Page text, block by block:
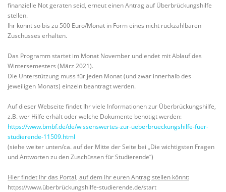
finanzielle Not geraten seid, erneut einen Antrag auf Überbrückungshilfe
stellen.
Ihr könnt so bis zu 500 Euro/Monat in Form eines nicht rückzahlbaren
Zuschusses erhalten.
Das Programm startet im Monat November und endet mit Ablauf des
Wintersemesters (März 2021).
Die Unterstützung muss für jeden Monat (und zwar innerhalb des
jeweiligen Monats) einzeln beantragt werden.
Auf dieser Webseite findet Ihr viele Informationen zur Überbrückungshilfe,
z.B. wer Hilfe erhält oder welche Dokumente benötigt werden:
https://www.bmbf.de/de/wissenswertes-zur-ueberbrueckungshilfe-fuer-
studierende-11509.html
(siehe weiter unten/ca. auf der Mitte der Seite bei „Die wichtigsten Fragen
und Antworten zu den Zuschüssen für Studierende“)
Hier findet Ihr das Portal, auf dem Ihr euren Antrag stellen könnt:
https://www.überbrückungshilfe-studierende.de/start